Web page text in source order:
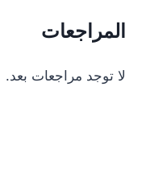
المراجعات
لا توجد مراجعات بعد.